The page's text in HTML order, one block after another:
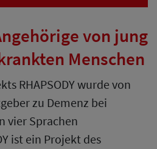
von jung
Menschen
RHAPSODY wurde von
zu Demenz bei
vier Sprachen
ist ein Projekt des